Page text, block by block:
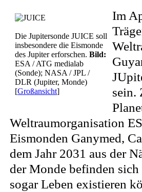
Die Jupitersonde JUICE soll
insbesondere die Eismonde
des Jupiter erforschen. Bild:
ESA / ATG medialab
(Sonde); NASA / JPL /
DLR (Jupiter, Monde)
[Großansicht]
Im
sein.
Weltraumorganisation
Eismonden Ganymed,
dem Jahr 2031 aus der
der Monde befinden
sogar Leben existieren